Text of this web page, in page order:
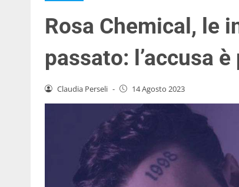
Rosa Chemical, le
passato: l’accusa
Claudia Perseli - 14 Agosto 2023